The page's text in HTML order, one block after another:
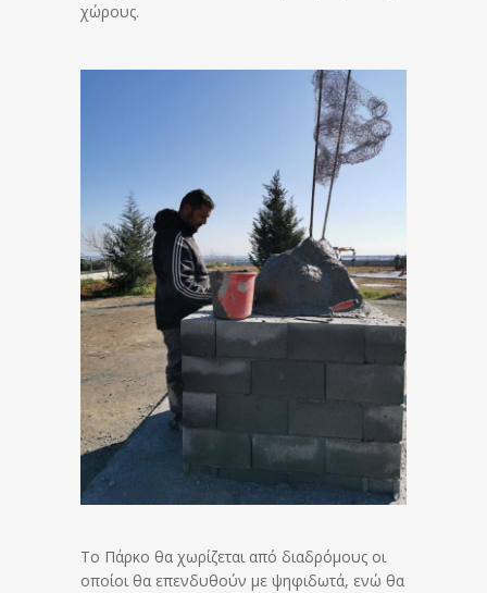
χώρους.
Το Πάρκο θα χωρίζεται από διαδρόμους οι
οποίοι θα επενδυθούν με ψηφιδωτά, ενώ θα